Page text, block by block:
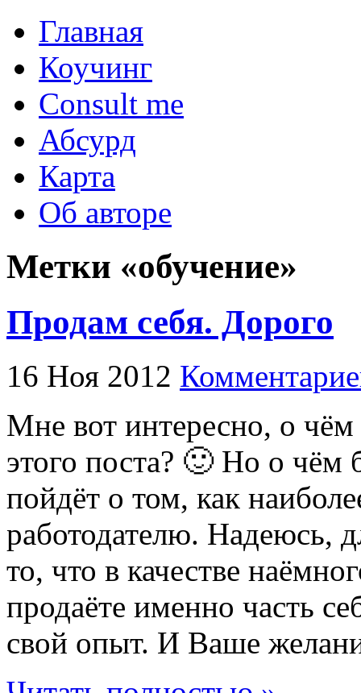
Главная
Коучинг
Consult me
Абсурд
Карта
Об авторе
Метки «обучение»
Продам себя. Дорого
16 Ноя 2012
Мне вот интересно, о
этого поста? 🙂 Но о
пойдёт о том, как
работодателю. Надеюсь,
то, что в качестве
продаёте именно часть
свой опыт. И Ваше